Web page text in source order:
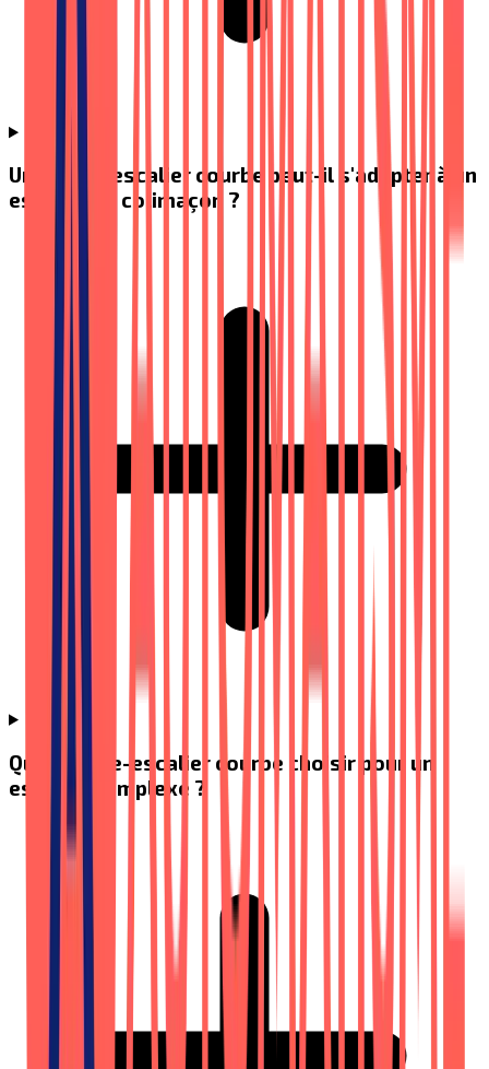
Un monte-escalier courbe peut-il s'adapter à un
escalier en colimaçon ?
Quel monte-escalier courbe choisir pour un
escalier complexe ?